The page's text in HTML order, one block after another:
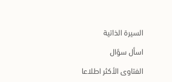
السيرة الذاتية
اسأل سؤال
الفتاوى الأكثر اطلاعا